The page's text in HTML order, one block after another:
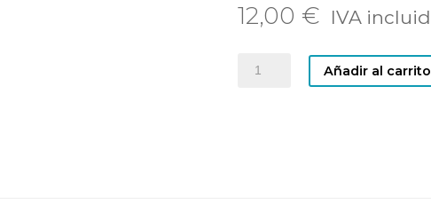
12,00 €
TOTEBAG
Añadir al carrito